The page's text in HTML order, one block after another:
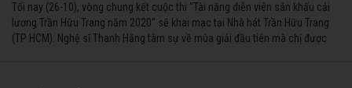
Tối nay (26-10), vòng chung kết cuộc thi "Tài năng diễn viên sân khấu cải
lương Trần Hữu Trang năm 2020" sẽ khai mạc tại Nhà hát Trần Hữu Trang
(TP HCM). Nghệ sĩ Thanh Hằng tâm sự về mùa giải đầu tiên mà chị được